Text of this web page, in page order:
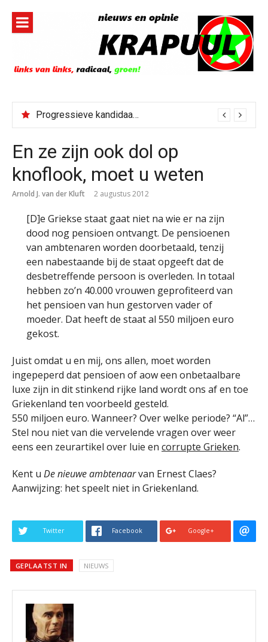
inhoud
Progressieve kandidaat El-Sayed senaatskandidaat Michigan
En ze zijn ook dol op
knoflook, moet u weten
Arnold J. van der Kluft 2 augustus 2012
[D]e Griekse staat gaat niet na wie er na zijn
dood nog pensioen ontvangt. De pensioenen
van ambtenaren worden doorbetaald, tenzij
een nabestaande bij de staat opgeeft dat de
desbetreffende persoon is overleden. In totaal
hebben zo’n 40.000 vrouwen geprofiteerd van
het pensioen van hun gestorven vader of
moeder. Dat heeft de staat al 550 miljoen euro
gekost.
Juist omdat u en mij, ons allen, moet worden
ingepeperd dat pensioen of aow een onbetaalbare
luxe zijn in dit stinkend rijke land wordt ons af en toe
Griekenland ten voorbeeld gesteld.
550 miljoen euro. Wanneer? Over welke periode? “Al”…
Stel nou niet van die vervelende vragen over weer
eens een zeurartikel over luie en corrupte Grieken.
Kent u De nieuwe ambtenaarvan Ernest Claes?
Aanwijzing: het speelt niet in Griekenland.
Twitter Facebook Google+
GEPLAATST IN NIEUWS